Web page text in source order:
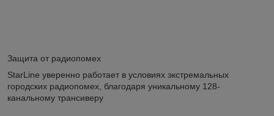
Защита от радиопомех
StarLine уверенно работает в условиях экстремальных
городских радиопомех, благодаря уникальному 128-
канальному трансиверу